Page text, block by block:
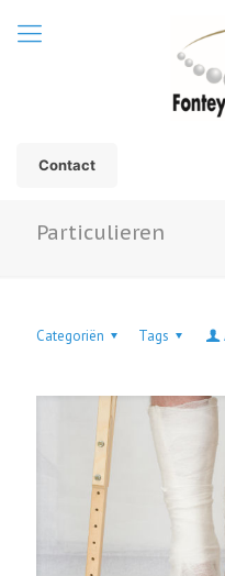
Contact
Particulieren
Categoriën Tags